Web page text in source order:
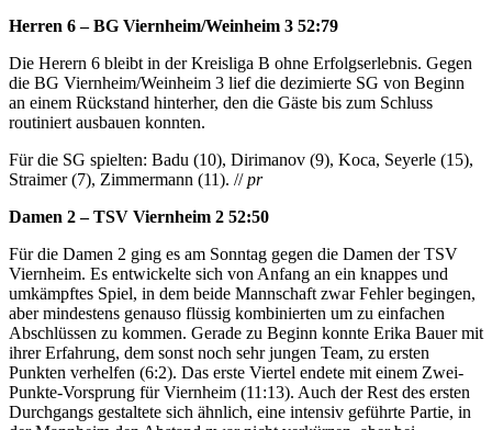
Herren 6 – BG Viernheim/Weinheim 3 52:79
Die Herern 6 bleibt in der Kreisliga B ohne Erfolgserlebnis. Gegen
die BG Viernheim/Weinheim 3 lief die dezimierte SG von Beginn
an einem Rückstand hinterher, den die Gäste bis zum Schluss
routiniert ausbauen konnten.
Für die SG spielten: Badu (10), Dirimanov (9), Koca, Seyerle (15),
Straimer (7), Zimmermann (11). //pr
Damen 2 – TSV Viernheim 2 52:50
Für die Damen 2 ging es am Sonntag gegen die Damen der TSV
Viernheim. Es entwickelte sich von Anfang an ein knappes und
umkämpftes Spiel, in dem beide Mannschaft zwar Fehler begingen,
aber mindestens genauso flüssig kombinierten um zu einfachen
Abschlüssen zu kommen. Gerade zu Beginn konnte Erika Bauer mit
ihrer Erfahrung, dem sonst noch sehr jungen Team, zu ersten
Punkten verhelfen (6:2). Das erste Viertel endete mit einem Zwei-
Punkte-Vorsprung für Viernheim (11:13). Auch der Rest des ersten
Durchgangs gestaltete sich ähnlich, eine intensiv geführte Partie, in